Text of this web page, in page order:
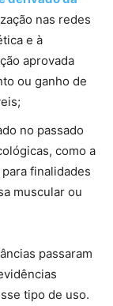
nas redes
e à
aprovada
ou ganho de
no passado
como a
finalidades
muscular ou
passaram
tipo de uso.